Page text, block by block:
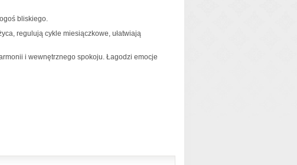
bliskiego.
regulują cykle miesiączkowe, ułatwiają
i wewnętrznego spokoju. Łagodzi emocje